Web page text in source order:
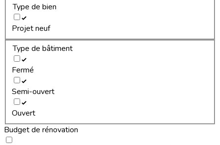
Type de bien
Projet neuf
Type de bâtiment
Fermé
Semi-ouvert
Ouvert
Budget de rénovation